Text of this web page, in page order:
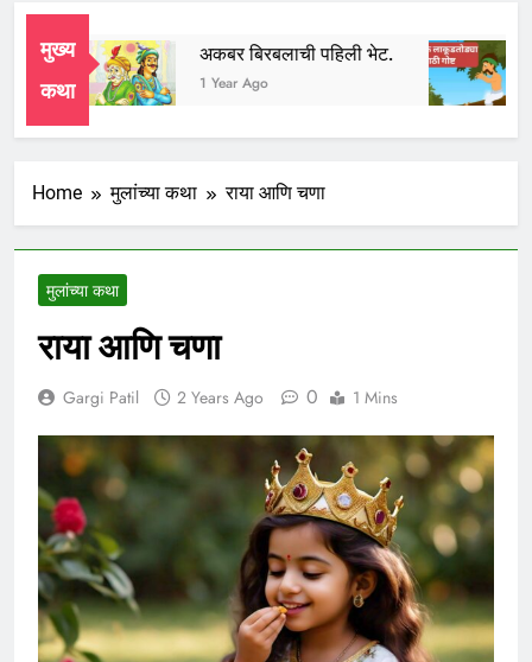
मुख्य
कथा
अकबर बिरबलाची पहिली भेट.
1 Year Ago
Home मुलांच्या कथा राया आणि चणा
मुलांच्या कथा
राया आणि चणा
Gargi Patil 2 Years Ago 0 1 Mins